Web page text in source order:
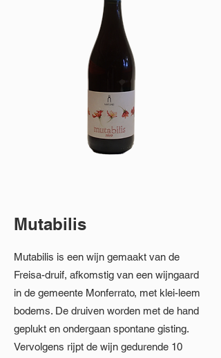
Mutabilis
Mutabilis is een wijn gemaakt van de
Freisa-druif, afkomstig van een wijngaard
in de gemeente Monferrato, met klei-leem
bodems. De druiven worden met de hand
geplukt en ondergaan spontane gisting.
Vervolgens rijpt de wijn gedurende 10